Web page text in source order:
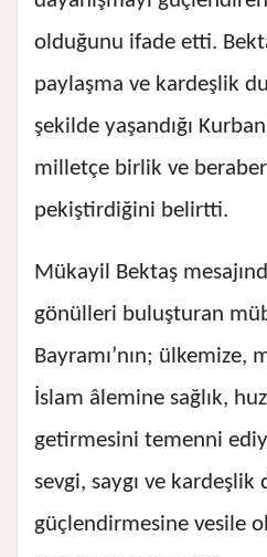
olduğunu ifade etti.
paylaşma ve kardeşlik
şekilde yaşandığı Kurban
milletçe birlik ve
pekiştirdiğini belirtti.
Mükayil Bektaş
gönülleri buluşturan
Bayramı’nın; ülkemize,
İslam âlemine sağlık,
getirmesini temenni
sevgi, saygı ve kardeşlik
güçlendirmesine vesile